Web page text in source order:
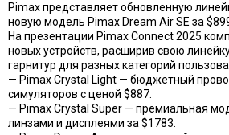
Pimax представляет обновленную
новую модель Pimax Dream Air SE за
На презентации Pimax Connect 2025
новых устройств, расширив свою
гарнитур для разных категорий
— Pimax Crystal Light — бюджетный
симуляторов с ценой $887.
— Pimax Crystal Super — премиальная
линзами и дисплеями за $1783.